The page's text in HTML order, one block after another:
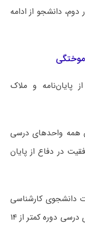
دوم، دانشجو از ادامه
پایان‌نامه و ملاک
همه واحدهای درسی
کل حداقل ۱۴ و موفقیت در دفاع از پایان
دانشجوی کارشناسی
ارشد پس از گذراندن تمام واحدهای درسی دوره کمتر از ۱۴